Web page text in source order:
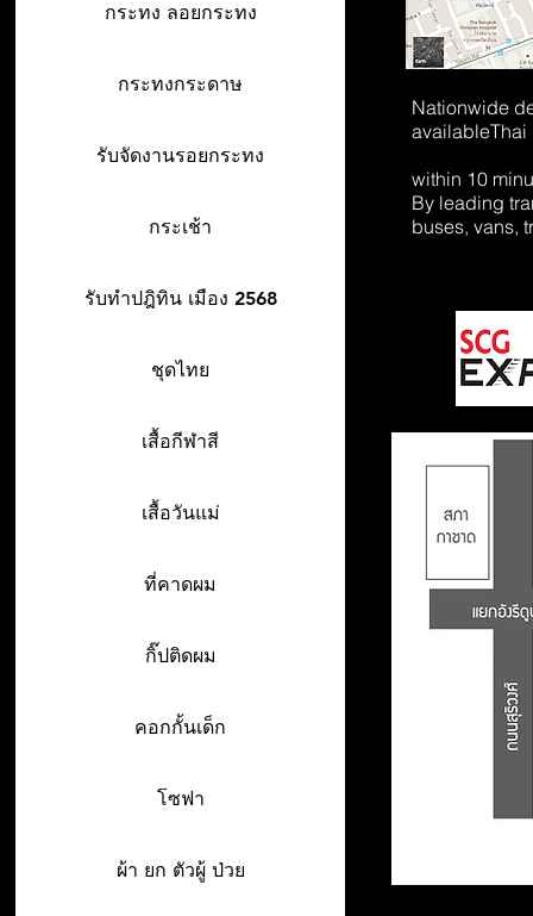
กระทง ลอยกระทง
กระทงกระดาษ
รับจัดงานรอยกระทง
กระเช้า
รับทำปฎิทิน เมือง 2568
ชุดไทย
เสื้อกีฬาสี
เสื้อวันแม่
ที่คาดผม
กิ๊ปติดผม
คอกกั้นเด็ก
โซฟา
ผ้า ยก ตัวผู้ ป่วย
Nationwide
availableThai
within 10
By leading
buses, vans,